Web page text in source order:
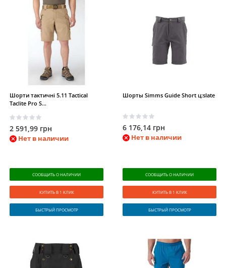
Шорти тактичні 5.11 Tactical
Taclite Pro S...
2 591,99 грн
Нет в наличии
СООБЩИТЬ О НАЛИЧИИ
КУПИТЬ В 1 КЛИК
БЫСТРЫЙ ПРОСМОТР
Шорты Simms Guide Short ц:slate
6 176,14 грн
Нет в наличии
СООБЩИТЬ О НАЛИЧИИ
КУПИТЬ В 1 КЛИК
БЫСТРЫЙ ПРОСМОТР